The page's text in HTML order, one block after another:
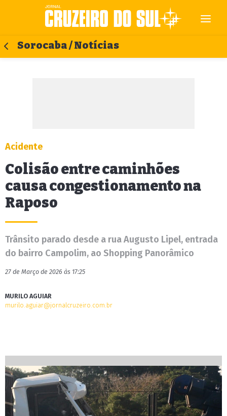
Sorocaba / Notícias
Acidente
Colisão entre caminhões
causa congestionamento na
Raposo
Trânsito parado desde a rua Augusto Lipel, entrada
do bairro Campolim, ao Shopping Panorâmico
27 de Março de 2026 às 17:25
MURILO AGUIAR
murilo.aguiar@jornalcruzeiro.com.br